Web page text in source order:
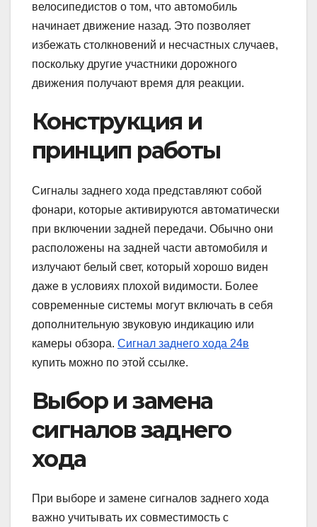
велосипедистов о том, что автомобиль
начинает движение назад. Это позволяет
избежать столкновений и несчастных случаев,
поскольку другие участники дорожного
движения получают время для реакции.
Конструкция и
принцип работы
Сигналы заднего хода представляют собой
фонари, которые активируются автоматически
при включении задней передачи. Обычно они
расположены на задней части автомобиля и
излучают белый свет, который хорошо виден
даже в условиях плохой видимости. Более
современные системы могут включать в себя
дополнительную звуковую индикацию или
камеры обзора. Сигнал заднего хода 24в
купить можно по этой ссылке.
Выбор и замена
сигналов заднего
хода
При выборе и замене сигналов заднего хода
важно учитывать их совместимость с